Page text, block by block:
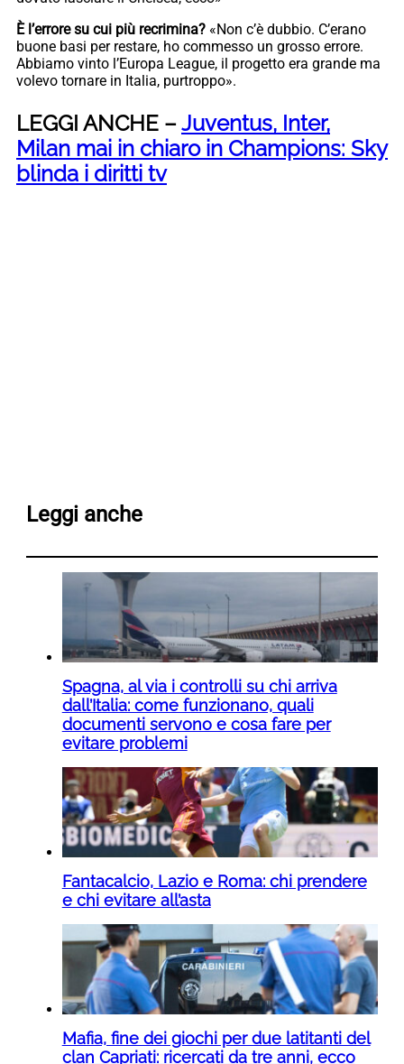
È l’errore su cui più recrimina? «Non c’è dubbio. C’erano
buone basi per restare, ho commesso un grosso errore.
Abbiamo vinto l’Europa League, il progetto era grande ma
volevo tornare in Italia, purtroppo».
LEGGI ANCHE –Juventus, Inter,
Milan mai in chiaro in Champions: Sky
blinda i diritti tv
Leggi anche
Spagna, al via i controlli su chi arriva
dall’Italia: come funzionano, quali
documenti servono e cosa fare per
evitare problemi
Fantacalcio, Lazio e Roma: chi prendere
e chi evitare all’asta
Mafia, fine dei giochi per due latitanti del
clan Capriati: ricercati da tre anni, ecco